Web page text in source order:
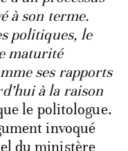
à son terme.
politiques, le
maturité
ses rapports
à la raison
le politologue.
invoqué
du ministère